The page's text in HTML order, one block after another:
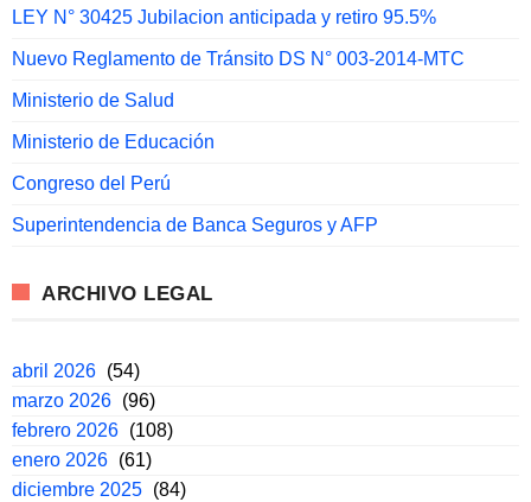
LEY N° 30425 Jubilacion anticipada y retiro 95.5%
Nuevo Reglamento de Tránsito DS N° 003-2014-MTC
Ministerio de Salud
Ministerio de Educación
Congreso del Perú
Superintendencia de Banca Seguros y AFP
ARCHIVO LEGAL
abril 2026 (54)
marzo 2026 (96)
febrero 2026 (108)
enero 2026 (61)
diciembre 2025 (84)